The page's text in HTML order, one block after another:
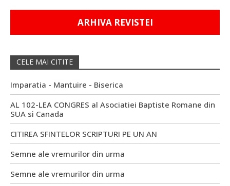
ARHIVA REVISTEI
CELE MAI CITITE
Imparatia - Mantuire - Biserica
AL 102-LEA CONGRES al Asociatiei Baptiste Romane din
SUA si Canada
CITIREA SFINTELOR SCRIPTURI PE UN AN
Semne ale vremurilor din urma
Semne ale vremurilor din urma